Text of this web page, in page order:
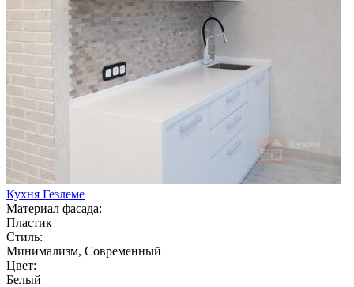
Кухня Гезлеме
Материал фасада:
Пластик
Стиль:
Минимализм, Современный
Цвет:
Белый